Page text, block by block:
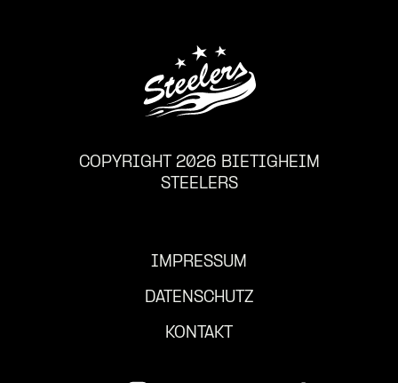
COPYRIGHT 2026 BIETIGHEIM
STEELERS
IMPRESSUM
DATENSCHUTZ
KONTAKT